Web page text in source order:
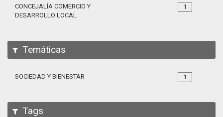
1
CONCEJALÍA COMERCIO Y
DESARROLLO LOCAL
Temáticas
1
SOCIEDAD Y BIENESTAR
Tags